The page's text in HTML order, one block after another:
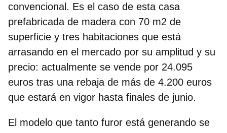
convencional. Es el caso de esta casa
prefabricada de madera con 70 m2 de
superficie y tres habitaciones que está
arrasando en el mercado por su amplitud y su
precio: actualmente se vende por 24.095
euros tras una rebaja de más de 4.200 euros
que estará en vigor hasta finales de junio.
El modelo que tanto furor está generando se